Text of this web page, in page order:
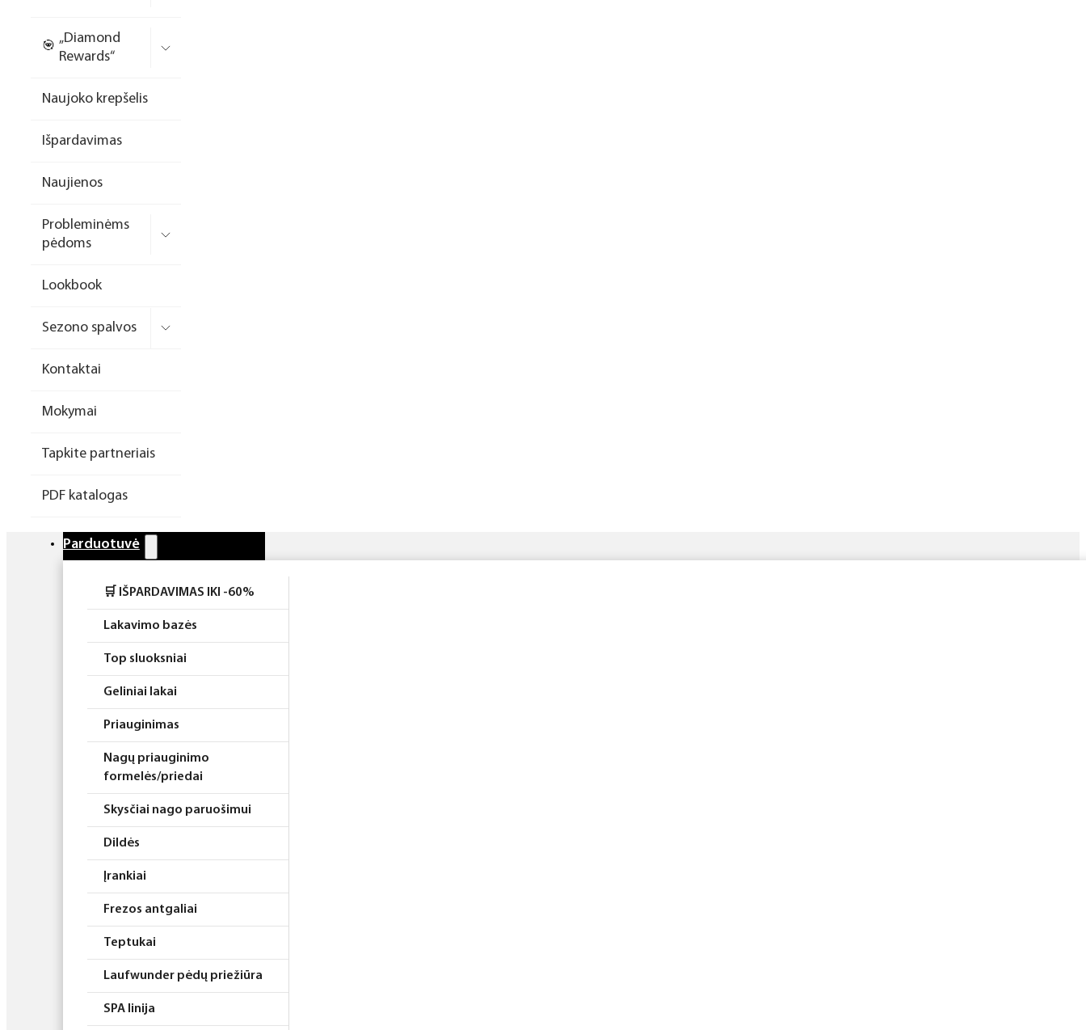
formelės/priedai
Dildės
Įrankiai
Laufwunder pėdų priežiūra
priemonės
Rinkiniai
„Diamond
Rewards“
Naujoko krepšelis
Išpardavimas
Naujienos
Probleminėms
pėdoms
Lookbook
Sezono spalvos
Kontaktai
Mokymai
Tapkite partneriais
PDF katalogas
Parduotuvė
🛒 IŠPARDAVIMAS IKI -60%
Lakavimo bazės
Top sluoksniai
Geliniai lakai
Priauginimas
Nagų priauginimo
formelės/priedai
Skysčiai nago paruošimui
Dildės
Įrankiai
Frezos antgaliai
Teptukai
Laufwunder pėdų priežiūra
SPA linija